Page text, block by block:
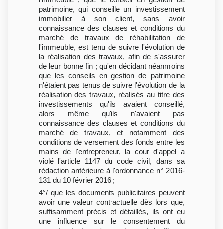
patrimoine, qui conseille un investissement
immobilier à son client, sans avoir
connaissance des clauses et conditions du
marché de travaux de réhabilitation de
l'immeuble, est tenu de suivre l'évolution de
la réalisation des travaux, afin de s'assurer
de leur bonne fin ; qu'en décidant néanmoins
que les conseils en gestion de patrimoine
n'étaient pas tenus de suivre l'évolution de la
réalisation des travaux, réalisés au titre des
investissements qu'ils avaient conseillé,
alors même qu'ils n'avaient pas
connaissance des clauses et conditions du
marché de travaux, et notamment des
conditions de versement des fonds entre les
mains de l'entrepreneur, la cour d'appel a
violé l'article 1147 du code civil, dans sa
rédaction antérieure à l'ordonnance n° 2016-
131 du 10 février 2016 ;
4°/ que les documents publicitaires peuvent
avoir une valeur contractuelle dès lors que,
suffisamment précis et détaillés, ils ont eu
une influence sur le consentement du